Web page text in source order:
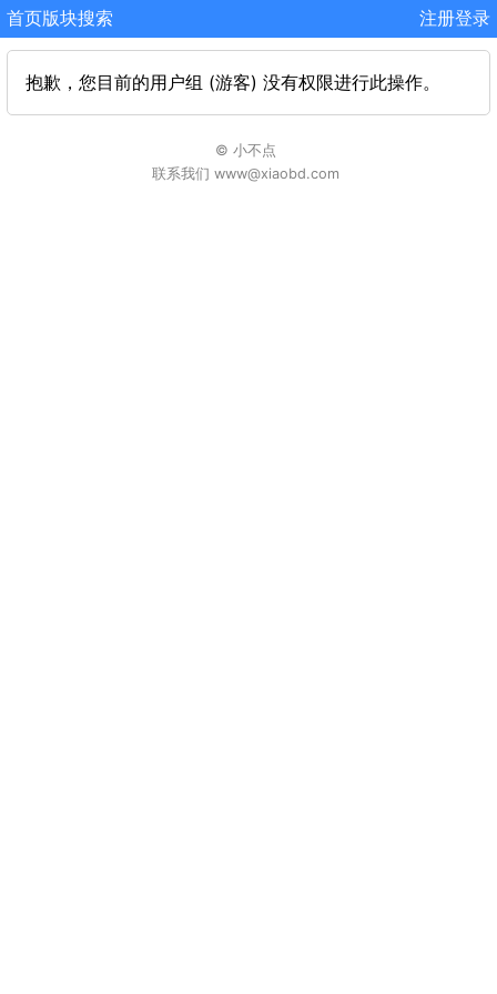
首页版块搜索 注册登录
抱歉，您目前的用户组 (游客) 没有权限进行此操作。
© 小不点
联系我们 www@xiaobd.com